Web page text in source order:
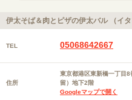
伊太そば＆肉とピザの伊太バル （イ
TEL 05068642667
住所
東京都港区東新橋一丁目
留）地下2階
Googleマップで開く